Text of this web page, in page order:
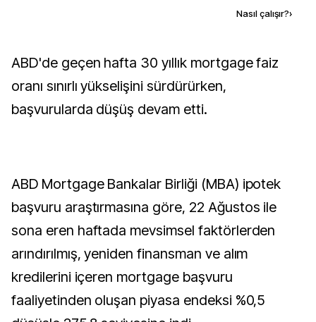
Nasıl çalışır?›
ABD'de geçen hafta 30 yıllık mortgage faiz
oranı sınırlı yükselişini sürdürürken,
başvurularda düşüş devam etti.
ABD Mortgage Bankalar Birliği (MBA) ipotek
başvuru araştırmasına göre, 22 Ağustos ile
sona eren haftada mevsimsel faktörlerden
arındırılmış, yeniden finansman ve alım
kredilerini içeren mortgage başvuru
faaliyetinden oluşan piyasa endeksi %0,5